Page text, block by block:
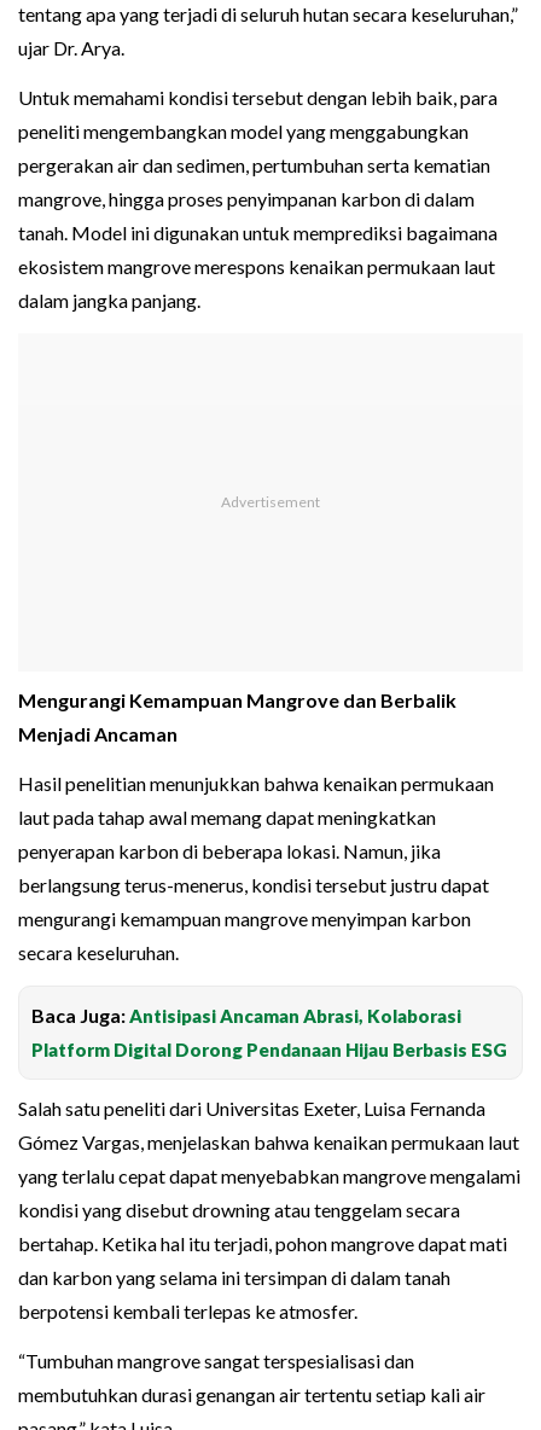
tentang apa yang terjadi di seluruh hutan secara keseluruhan,”
ujar Dr. Arya.
Untuk memahami kondisi tersebut dengan lebih baik, para
peneliti mengembangkan model yang menggabungkan
pergerakan air dan sedimen, pertumbuhan serta kematian
mangrove, hingga proses penyimpanan karbon di dalam
tanah. Model ini digunakan untuk memprediksi bagaimana
ekosistem mangrove merespons kenaikan permukaan laut
dalam jangka panjang.
Mengurangi Kemampuan Mangrove dan Berbalik
Menjadi Ancaman
Hasil penelitian menunjukkan bahwa kenaikan permukaan
laut pada tahap awal memang dapat meningkatkan
penyerapan karbon di beberapa lokasi. Namun, jika
berlangsung terus-menerus, kondisi tersebut justru dapat
mengurangi kemampuan mangrove menyimpan karbon
secara keseluruhan.
Baca Juga:Antisipasi Ancaman Abrasi, Kolaborasi
Platform Digital Dorong Pendanaan Hijau Berbasis ESG
Salah satu peneliti dari Universitas Exeter, Luisa Fernanda
Gómez Vargas, menjelaskan bahwa kenaikan permukaan laut
yang terlalu cepat dapat menyebabkan mangrove mengalami
kondisi yang disebut drowning atau tenggelam secara
bertahap. Ketika hal itu terjadi, pohon mangrove dapat mati
dan karbon yang selama ini tersimpan di dalam tanah
berpotensi kembali terlepas ke atmosfer.
“Tumbuhan mangrove sangat terspesialisasi dan
membutuhkan durasi genangan air tertentu setiap kali air